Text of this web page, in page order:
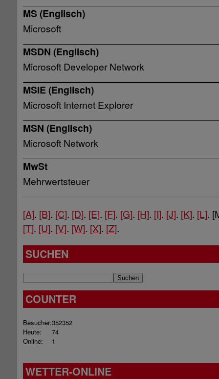
MS (Englisch)
Microsoft
MSDN (Englisch)
Microsoft Developer Network
MSIE (Englisch)
Microsoft Internet Explorer
MSN (Englisch)
Microsoft Network
MwSt
Mehrwertsteuer
[A]. [B]. [C]. [D]. [E]. [F]. [G]. [H]. [I]. [J]. [K]. [L].
[T]. [U]. [V]. [W]. [X]. [Z].
SUCHEN
COUNTER
Besucher:352352
Heute:
74
Online:
1
WETTER-ONLINE